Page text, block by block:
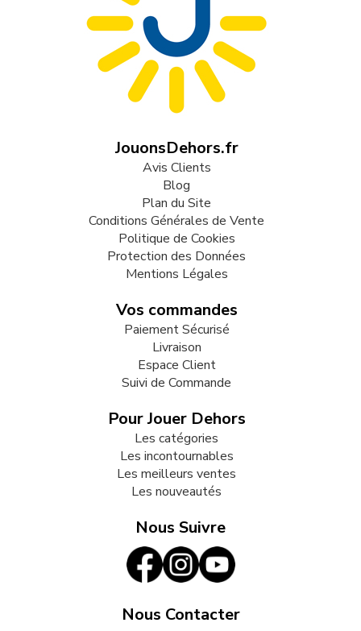
JouonsDehors.fr
Avis Clients
Blog
Plan du Site
Conditions Générales de Vente
Politique de Cookies
Protection des Données
Mentions Légales
Vos commandes
Paiement Sécurisé
Livraison
Espace Client
Suivi de Commande
Pour Jouer Dehors
Les catégories
Les incontournables
Les meilleurs ventes
Les nouveautés
Nous Suivre
Nous Contacter